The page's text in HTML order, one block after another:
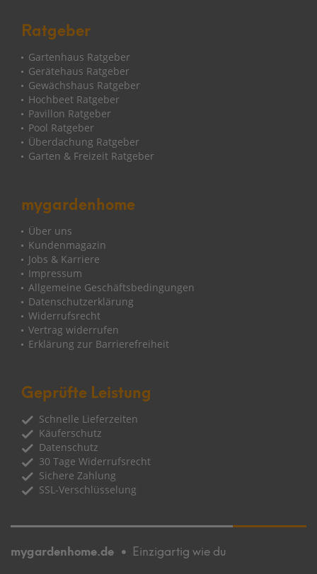
Ratgeber
Gartenhaus Ratgeber
Gerätehaus Ratgeber
Gewächshaus Ratgeber
Hochbeet Ratgeber
Pavillon Ratgeber
Pool Ratgeber
Überdachung Ratgeber
Garten & Freizeit Ratgeber
mygardenhome
Über uns
Kundenmagazin
Jobs & Karriere
Impressum
Allgemeine Geschäftsbedingungen
Datenschutzerklärung
Widerrufsrecht
Vertrag widerrufen
Erklärung zur Barrierefreiheit
Geprüfte Leistung
Schnelle Lieferzeiten
Käuferschutz
Datenschutz
30 Tage Widerrufsrecht
Sichere Zahlung
SSL-Verschlüsselung
mygardenhome.de Einzigartig wie du